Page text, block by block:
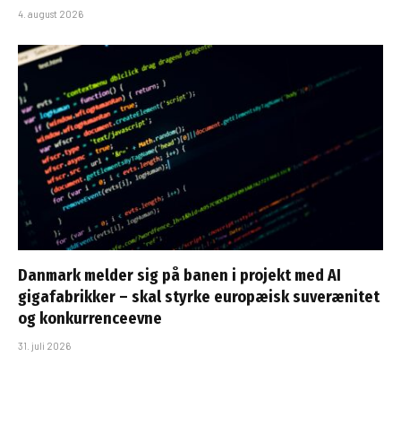
4. august 2026
Danmark melder sig på banen i projekt med AI
gigafabrikker – skal styrke europæisk suverænitet
og konkurrenceevne
31. juli 2026